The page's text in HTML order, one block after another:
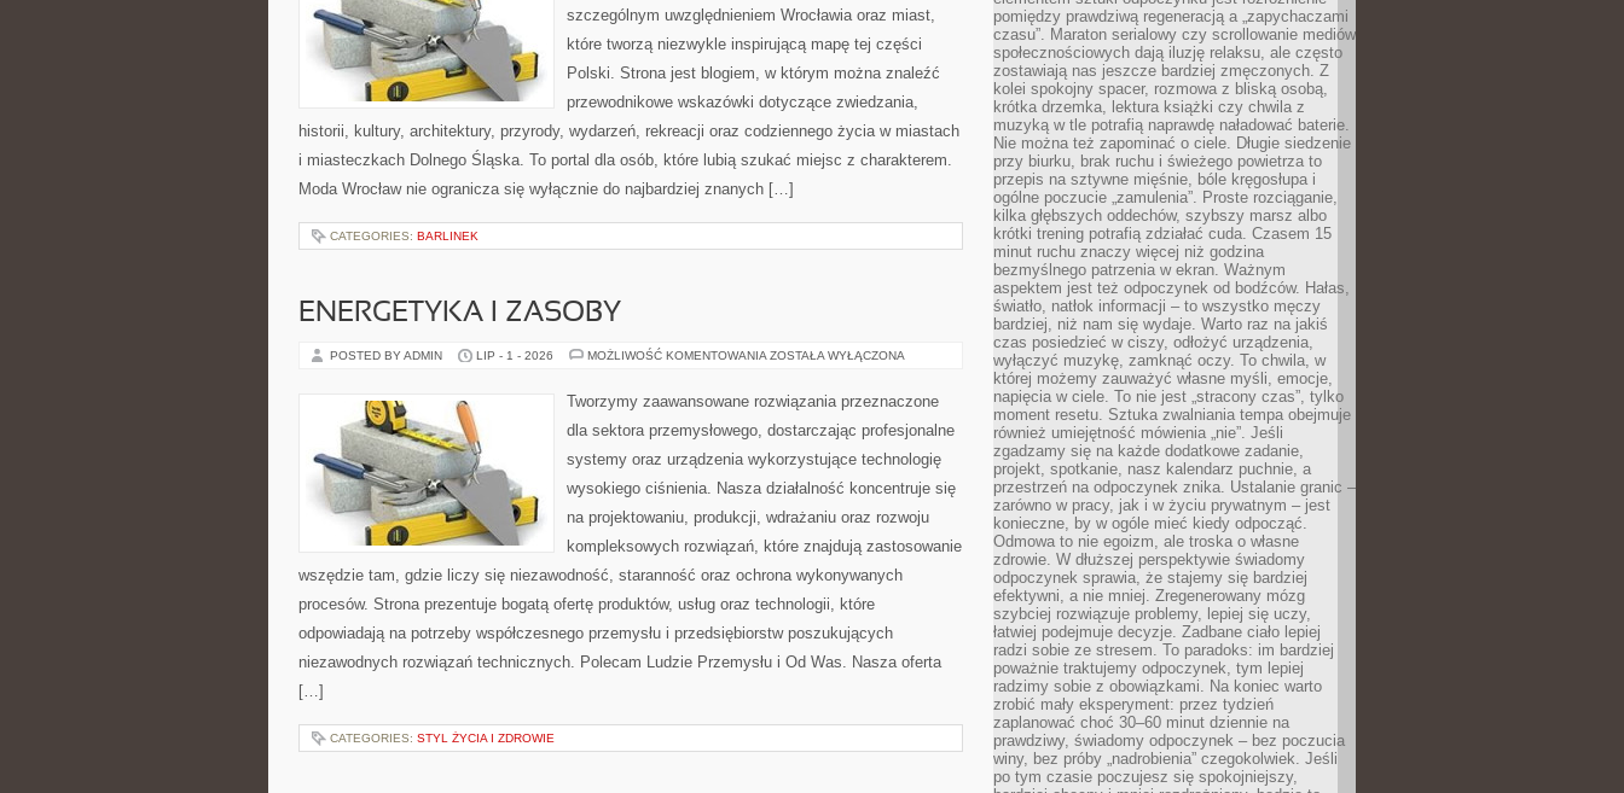
szczególnym uwzględnieniem Wrocławia oraz miast,
które tworzą niezwykle inspirującą mapę tej części
Polski. Strona jest blogiem, w którym można znaleźć
przewodnikowe wskazówki dotyczące zwiedzania,
historii, kultury, architektury, przyrody, wydarzeń, rekreacji oraz codziennego życia w miastach
i miasteczkach Dolnego Śląska. To portal dla osób, które lubią szukać miejsc z charakterem.
Moda Wrocław nie ogranicza się wyłącznie do najbardziej znanych […]
CATEGORIES: BARLINEK
ENERGETYKA I ZASOBY
POSTED BY ADMIN LIP - 1 - 2026 MOŻLIWOŚĆ KOMENTOWANIA ENERGETYKA
ZOSTAŁA WYŁĄCZONA
Tworzymy zaawansowane rozwiązania przeznaczone
dla sektora przemysłowego, dostarczając profesjonalne
systemy oraz urządzenia wykorzystujące technologię
wysokiego ciśnienia. Nasza działalność koncentruje się
na projektowaniu, produkcji, wdrażaniu oraz rozwoju
kompleksowych rozwiązań, które znajdują zastosowanie
wszędzie tam, gdzie liczy się niezawodność, staranność oraz ochrona wykonywanych
procesów. Strona prezentuje bogatą ofertę produktów, usług oraz technologii, które
odpowiadają na potrzeby współczesnego przemysłu i przedsiębiorstw poszukujących
niezawodnych rozwiązań technicznych. Polecam Ludzie Przemysłu i Od Was. Nasza oferta
[…]
CATEGORIES: STYL ŻYCIA I ZDROWIE
pomiędzy prawdziwą regeneracją a „zapychaczami
czasu”. Maraton serialowy czy scrollowanie mediów
społecznościowych dają iluzję relaksu, ale często
zostawiają nas jeszcze bardziej zmęczonych. Z
kolei spokojny spacer, rozmowa z bliską osobą,
krótka drzemka, lektura książki czy chwila z
muzyką w tle potrafią naprawdę naładować baterie.
Nie można też zapominać o ciele. Długie siedzenie
przy biurku, brak ruchu i świeżego powietrza to
przepis na sztywne mięśnie, bóle kręgosłupa i
ogólne poczucie „zamulenia”. Proste rozciąganie,
kilka głębszych oddechów, szybszy marsz albo
krótki trening potrafią zdziałać cuda. Czasem 15
minut ruchu znaczy więcej niż godzina
bezmyślnego patrzenia w ekran. Ważnym
aspektem jest też odpoczynek od bodźców. Hałas,
światło, natłok informacji – to wszystko męczy
bardziej, niż nam się wydaje. Warto raz na jakiś
czas posiedzieć w ciszy, odłożyć urządzenia,
wyłączyć muzykę, zamknąć oczy. To chwila, w
której możemy zauważyć własne myśli, emocje,
napięcia w ciele. To nie jest „stracony czas”, tylko
moment resetu. Sztuka zwalniania tempa obejmuje
również umiejętność mówienia „nie”. Jeśli
zgadzamy się na każde dodatkowe zadanie,
projekt, spotkanie, nasz kalendarz puchnie, a
przestrzeń na odpoczynek znika. Ustalanie granic –
zarówno w pracy, jak i w życiu prywatnym – jest
konieczne, by w ogóle mieć kiedy odpocząć.
Odmowa to nie egoizm, ale troska o własne
zdrowie. W dłuższej perspektywie świadomy
odpoczynek sprawia, że stajemy się bardziej
efektywni, a nie mniej. Zregenerowany mózg
szybciej rozwiązuje problemy, lepiej się uczy,
łatwiej podejmuje decyzje. Zadbane ciało lepiej
radzi sobie ze stresem. To paradoks: im bardziej
poważnie traktujemy odpoczynek, tym lepiej
radzimy sobie z obowiązkami. Na koniec warto
zrobić mały eksperyment: przez tydzień
zaplanować choć 30–60 minut dziennie na
prawdziwy, świadomy odpoczynek – bez poczucia
winy, bez próby „nadrobienia” czegokolwiek. Jeśli
po tym czasie poczujesz się spokojniejszy,